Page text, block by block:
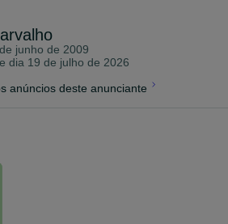
junho de 2009
dia 19 de julho de 2026
anúncios deste anunciante